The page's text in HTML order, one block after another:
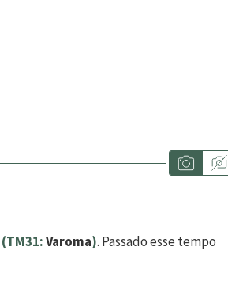
(TM31:Varoma). Passado esse tempo